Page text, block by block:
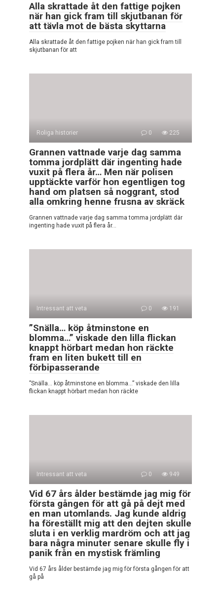
Alla skrattade åt den fattige pojken
när han gick fram till skjutbanan för
att tävla mot de bästa skyttarna
Alla skrattade åt den fattige pojken när han gick fram till
skjutbanan för att
Roliga historier 0 225
Grannen vattnade varje dag samma
tomma jordplätt där ingenting hade
vuxit på flera år… Men när polisen
upptäckte varför hon egentligen tog
hand om platsen så noggrant, stod
alla omkring henne frusna av skräck
Grannen vattnade varje dag samma tomma jordplätt där
ingenting hade vuxit på flera år…
Intressant att veta 0 191
”Snälla… köp åtminstone en
blomma…” viskade den lilla flickan
knappt hörbart medan hon räckte
fram en liten bukett till en
förbipasserande
”Snälla… köp åtminstone en blomma…” viskade den lilla
flickan knappt hörbart medan hon räckte
Intressant att veta 0 949
Vid 67 års ålder bestämde jag mig för
första gången för att gå på dejt med
en man utomlands. Jag kunde aldrig
ha föreställt mig att den dejten skulle
sluta i en verklig mardröm och att jag
bara några minuter senare skulle fly i
panik från en mystisk främling
Vid 67 års ålder bestämde jag mig för första gången för att
gå på